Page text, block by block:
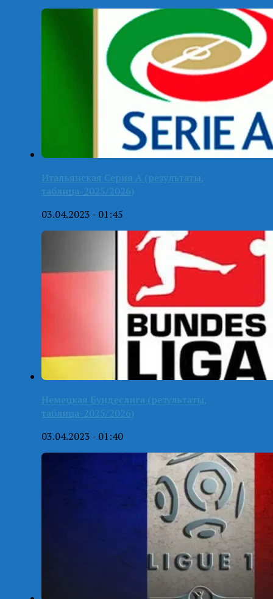
Итальянская Серия А (результаты,
таблица-2025/2026)
03.04.2023 - 01:45
Немецкая Бундеслига (результаты,
таблица-2025/2026)
03.04.2023 - 01:40